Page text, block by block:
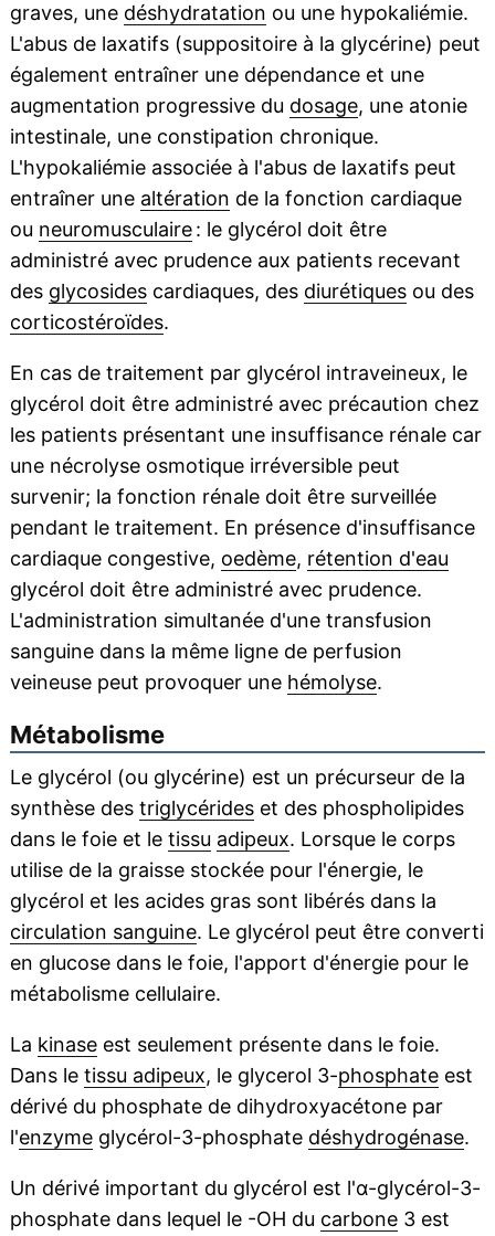
graves, une déshydratation ou une hypokaliémie.
L'abus de laxatifs (suppositoire à la glycérine) peut
également entraîner une dépendance et une
augmentation progressive du dosage, une atonie
intestinale, une constipation chronique.
L'hypokaliémie associée à l'abus de laxatifs peut
entraîner une altération de la fonction cardiaque
ou neuromusculaire: le glycérol doit être
administré avec prudence aux patients recevant
des glycosidescardiaques, des diurétiquesou des
corticostéroïdes.
En cas de traitement par glycérol intraveineux, le
glycérol doit être administré avec précaution chez
les patients présentant une insuffisance rénale car
une nécrolyse osmotique irréversible peut
survenir; la fonction rénale doit être surveillée
pendant le traitement. En présence d'insuffisance
cardiaque congestive, oedème, rétention d'eau
glycérol doit être administré avec prudence.
L'administration simultanée d'une transfusion
sanguine dans la même ligne de perfusion
veineuse peut provoquer une hémolyse.
Métabolisme
Le glycérol (ou glycérine) est un précurseur de la
synthèse des triglycérideset des phospholipides
dans le foie et le tissu adipeux. Lorsque le corps
utilise de la graisse stockée pour l'énergie, le
glycérol et les acides gras sont libérés dans la
circulation sanguine. Le glycérol peut être converti
en glucose dans le foie, l'apport d'énergie pour le
métabolisme cellulaire.
La kinaseest seulement présente dans le foie.
Dans le tissu adipeux, le glycerol 3-phosphateest
dérivé du phosphate de dihydroxyacétone par
l'enzymeglycérol-3-phosphate déshydrogénase.
Un dérivé important du glycérol est l'α-glycérol-3-
phosphate dans lequel le -OH du carbone3 est